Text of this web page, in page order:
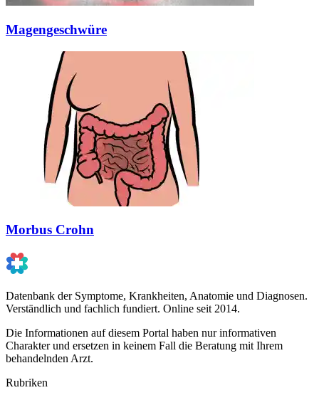
Magengeschwüre
Morbus Crohn
Datenbank der Symptome, Krankheiten, Anatomie und Diagnosen.
Verständlich und fachlich fundiert. Online seit 2014.
Die Informationen auf diesem Portal haben nur informativen
Charakter und ersetzen in keinem Fall die Beratung mit Ihrem
behandelnden Arzt.
Rubriken